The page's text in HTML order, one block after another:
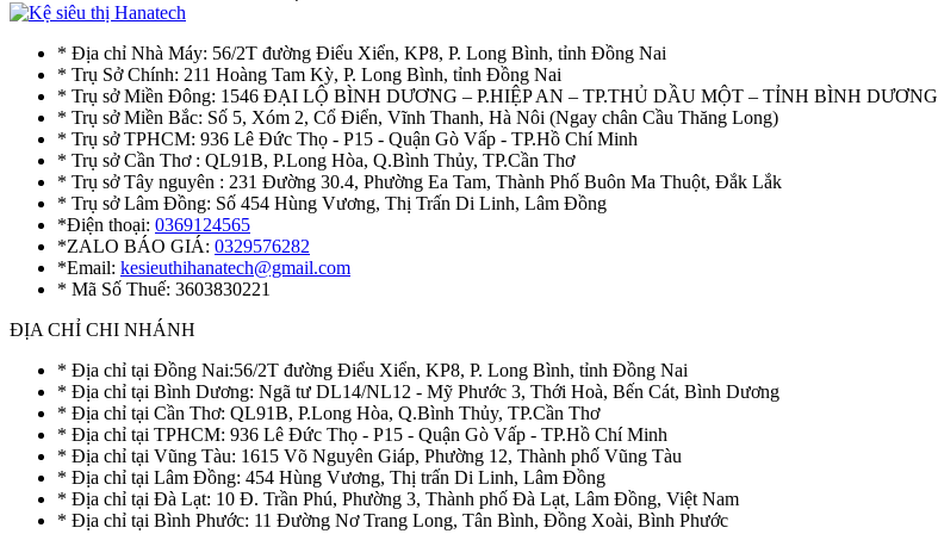
* Địa chỉ Nhà Máy: 56/2T đường Điểu Xiển, KP8, P. Long Bình, tỉnh Đồng Nai
* Trụ Sở Chính: 211 Hoàng Tam Kỳ, P. Long Bình, tỉnh Đồng Nai
* Trụ sở Miền Đông: 1546 ĐẠI LỘ BÌNH DƯƠNG – P.HIỆP AN – TP.THỦ DẦU MỘT – TỈNH BÌNH DƯƠNG
* Trụ sở Miền Bắc: Số 5, Xóm 2, Cổ Điển, Vĩnh Thanh, Hà Nôi (Ngay chân Cầu Thăng Long)
* Trụ sở TPHCM: 936 Lê Đức Thọ - P15 - Quận Gò Vấp - TP.Hồ Chí Minh
* Trụ sở Cần Thơ : QL91B, P.Long Hòa, Q.Bình Thủy, TP.Cần Thơ
* Trụ sở Tây nguyên : 231 Đường 30.4, Phường Ea Tam, Thành Phố Buôn Ma Thuột, Đắk Lắk
* Trụ sở Lâm Đồng: Số 454 Hùng Vương, Thị Trấn Di Linh, Lâm Đồng
*Điện thoại: 0369124565
*ZALO BÁO GIÁ: 0329576282
*Email: kesieuthihanatech@gmail.com
* Mã Số Thuế: 3603830221
ĐỊA CHỈ CHI NHÁNH
* Địa chỉ tại Đồng Nai:56/2T đường Điểu Xiển, KP8, P. Long Bình, tỉnh Đồng Nai
* Địa chỉ tại Bình Dương: Ngã tư DL14/NL12 - Mỹ Phước 3, Thới Hoà, Bến Cát, Bình Dương
* Địa chỉ tại Cần Thơ: QL91B, P.Long Hòa, Q.Bình Thủy, TP.Cần Thơ
* Địa chỉ tại TPHCM: 936 Lê Đức Thọ - P15 - Quận Gò Vấp - TP.Hồ Chí Minh
* Địa chỉ tại Vũng Tàu: 1615 Võ Nguyên Giáp, Phường 12, Thành phố Vũng Tàu
* Địa chỉ tại Lâm Đồng: 454 Hùng Vương, Thị trấn Di Linh, Lâm Đồng
* Địa chỉ tại Đà Lạt: 10 Đ. Trần Phú, Phường 3, Thành phố Đà Lạt, Lâm Đồng, Việt Nam
* Địa chỉ tại Bình Phước: 11 Đường Nơ Trang Long, Tân Bình, Đồng Xoài, Bình Phước